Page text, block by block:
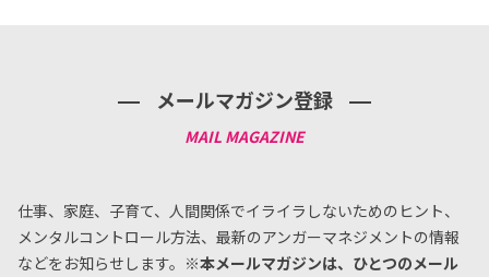
メールマガジン登録
仕事、家庭、子育て、人間関係でイライラしないためのヒント、
メンタルコントロール方法、 最新のアンガーマネジメントの情報
などをお知らせします。 ※本メールマガジンは、ひとつのメール